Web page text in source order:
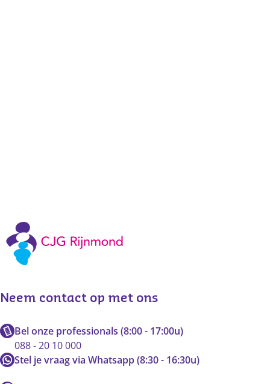
Neem contact op met ons
Bel onze professionals (8:00 - 17:00u)
088 - 20 10 000
Stel je vraag via Whatsapp (8:30 - 16:30u)